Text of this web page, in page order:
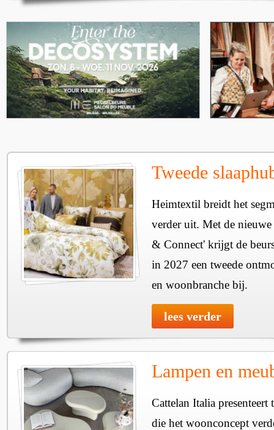
Tweede
Heimtextil breidt het
verder uit. Met de
& Connect' krijgt de
in 2027 een tweede
en woonbranche bij.
lees verder
Lampen en
Cattelan Italia
die het woonconcept